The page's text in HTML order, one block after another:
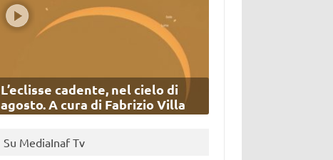
L’eclisse cadente, nel cielo di
agosto. A cura di Fabrizio Villa
Su MediaInaf Tv